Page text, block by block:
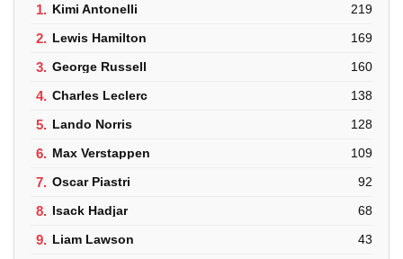
1. Kimi Antonelli 219
2. Lewis Hamilton 169
3. George Russell 160
4. Charles Leclerc 138
5. Lando Norris 128
6. Max Verstappen 109
7. Oscar Piastri 92
8. Isack Hadjar 68
9. Liam Lawson 43